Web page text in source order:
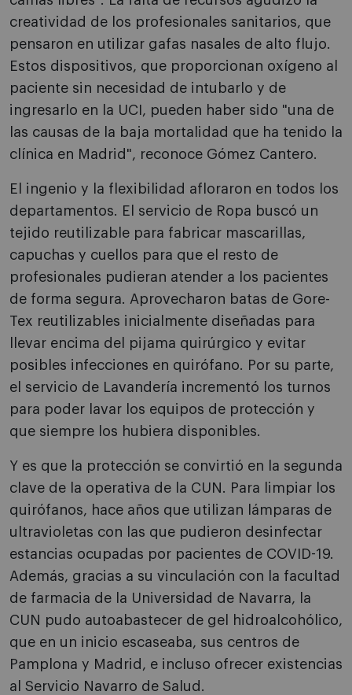
creatividad de los profesionales sanitarios, que
pensaron en utilizar gafas nasales de alto flujo.
Estos dispositivos, que proporcionan oxígeno al
paciente sin necesidad de intubarlo y de
ingresarlo en la UCI, pueden haber sido "una de
las causas de la baja mortalidad que ha tenido la
clínica en Madrid", reconoce Gómez Cantero.
El ingenio y la flexibilidad afloraron en todos los
departamentos. El servicio de Ropa buscó un
tejido reutilizable para fabricar mascarillas,
capuchas y cuellos para que el resto de
profesionales pudieran atender a los pacientes
de forma segura. Aprovecharon batas de Gore-
Tex reutilizables inicialmente diseñadas para
llevar encima del pijama quirúrgico y evitar
posibles infecciones en quirófano. Por su parte,
el servicio de Lavandería incrementó los turnos
para poder lavar los equipos de protección y
que siempre los hubiera disponibles.
Y es que la protección se convirtió en la segunda
clave de la operativa de la CUN. Para limpiar los
quirófanos, hace años que utilizan lámparas de
ultravioletas con las que pudieron desinfectar
estancias ocupadas por pacientes de COVID-19.
Además, gracias a su vinculación con la facultad
de farmacia de la Universidad de Navarra, la
CUN pudo autoabastecer de gel hidroalcohólico,
que en un inicio escaseaba, sus centros de
Pamplona y Madrid, e incluso ofrecer existencias
al Servicio Navarro de Salud.